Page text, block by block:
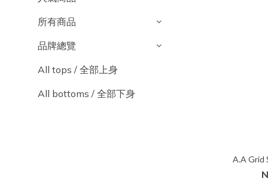
所有商品
品牌總覽
All tops / 全部上身
All bottoms / 全部下身
A.A Grid